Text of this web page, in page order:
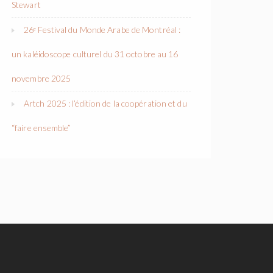
Stewart
26ᵉ Festival du Monde Arabe de Montréal :
un kaléidoscope culturel du 31 octobre au 16
novembre 2025
Artch 2025 : l’édition de la coopération et du
“faire ensemble”